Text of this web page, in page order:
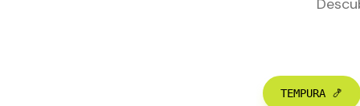
TEMPURA 🍤